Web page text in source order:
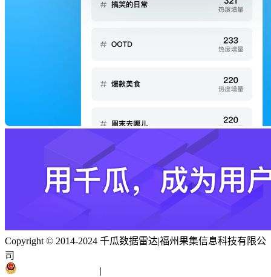
Copyright © 2014-2024 千瓜数据雷达|福州果集信息科技有限公
司
|